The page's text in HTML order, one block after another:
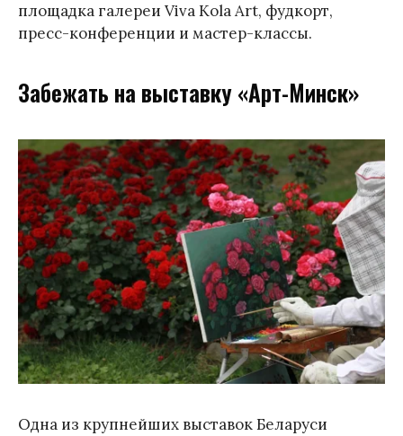
площадка галереи Viva Kola Art, фудкорт,
пресс-конференции и мастер-классы.
Забежать на выставку «Арт-Минск»
Одна из крупнейших выставок Беларуси